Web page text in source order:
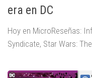
era en DC
Hoy en MicroReseñas:
Syndicate, Star Wars: